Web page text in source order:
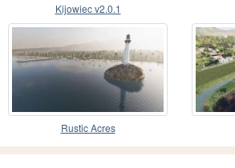
Kijowiec v2.0.1
Rustic Acres